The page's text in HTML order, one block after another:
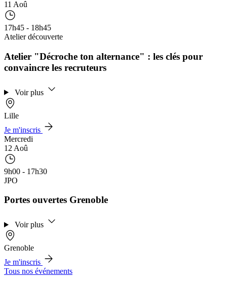
11 Aoû
17h45 - 18h45
Atelier découverte
Atelier "Décroche ton alternance" : les clés pour
convaincre les recruteurs
Voir plus
Lille
Je m'inscris
Mercredi
12 Aoû
9h00 - 17h30
JPO
Portes ouvertes Grenoble
Voir plus
Grenoble
Je m'inscris
Tous nos événements